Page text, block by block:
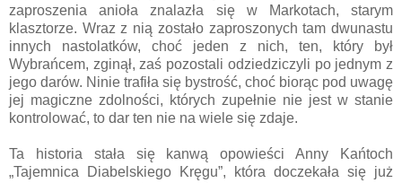
zaproszenia anioła znalazła się w Markotach, starym
klasztorze. Wraz z nią zostało zaproszonych tam dwunastu
innych nastolatków, choć jeden z nich, ten, który był
Wybrańcem, zginął, zaś pozostali odziedziczyli po jednym z
jego darów. Ninie trafiła się bystrość, choć biorąc pod uwagę
jej magiczne zdolności, których zupełnie nie jest w stanie
kontrolować, to dar ten nie na wiele się zdaje.
Ta historia stała się kanwą opowieści Anny Kańtoch
„Tajemnica Diabelskiego Kręgu”, która doczekała się już